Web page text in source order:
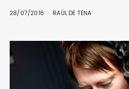
28/07/2016 RAÜL DE TENA